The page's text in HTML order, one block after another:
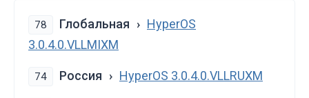
78 Глобальная
HyperOS
3.0.4.0.VLLMIXM
74 Россия HyperOS 3.0.4.0.VLLRUXM